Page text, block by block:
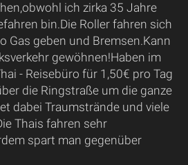
ich zirka 35 Jahre
bin.Die Roller fahren sich
Gas geben und Bremsen.Kann
gewöhnen!Haben im
- Reisebüro für 1,50€ pro Tag
die Ringstraße um die ganze
dabei Traumstrände und viele
Thais fahren sehr
spart man gegenüber